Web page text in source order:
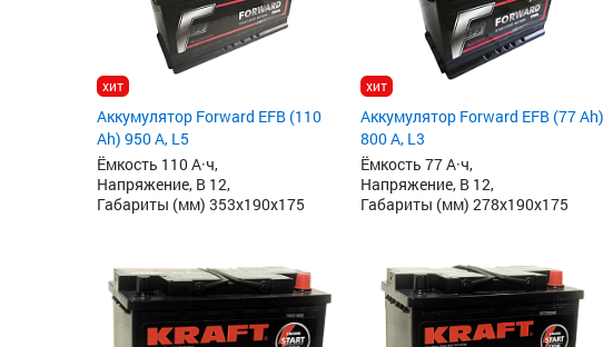
хит
Аккумулятор Forward EFB (110
Ah) 950 А, L5
Ёмкость 110 А·ч,
Напряжение, В 12,
Габариты (мм) 353x190x175
хит
Аккумулятор Forward EFB (77 Ah)
800 А, L3
Ёмкость 77 А·ч,
Напряжение, В 12,
Габариты (мм) 278x190x175